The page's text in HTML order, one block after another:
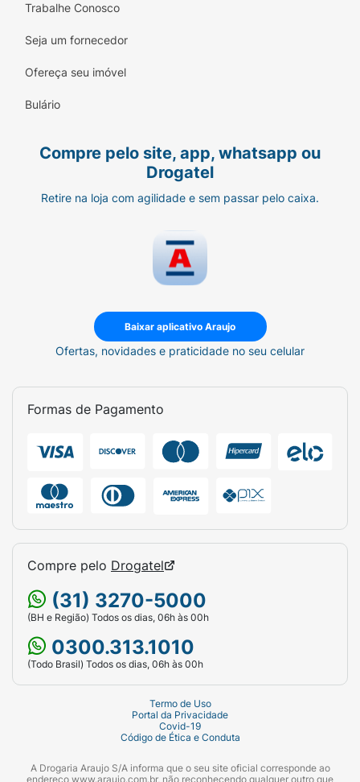
Trabalhe Conosco
Seja um fornecedor
Ofereça seu imóvel
Bulário
Compre pelo site, app, whatsapp ou
Drogatel
Retire na loja com agilidade e sem passar pelo caixa.
Baixar aplicativo Araujo
Ofertas, novidades e praticidade no seu celular
Formas de Pagamento
Compre pelo Drogatel
(31) 3270-5000
(BH e Região) Todos os dias, 06h às 00h
0300.313.1010
(Todo Brasil) Todos os dias, 06h às 00h
Termo de Uso
Portal da Privacidade
Covid-19
Código de Ética e Conduta
A Drogaria Araujo S/A informa que o seu site oficial corresponde ao
endereço www.araujo.com.br, não reconhecendo qualquer outro que